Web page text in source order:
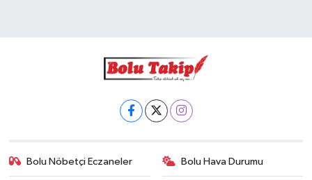
Bolu Nöbetçi Eczaneler Bolu Hava Durumu